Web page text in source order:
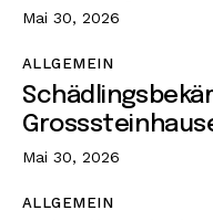
Mai 30, 2026
ALLGEMEIN
Mai 30, 2026
ALLGEMEIN